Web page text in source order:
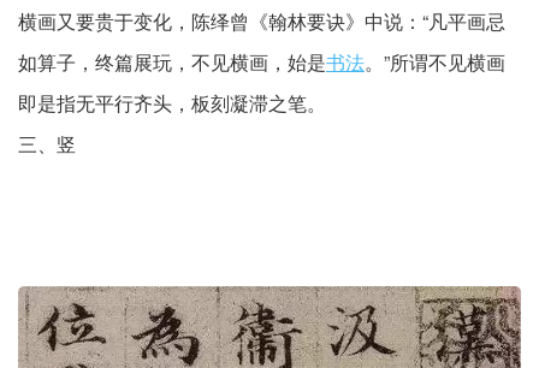
横画又要贵于变化，陈绎曾《翰林要诀》中说：“凡平画忌
如算子，终篇展玩，不见横画，始是书法。”所谓不见横画
即是指无平行齐头，板刻凝滞之笔。
三、竖